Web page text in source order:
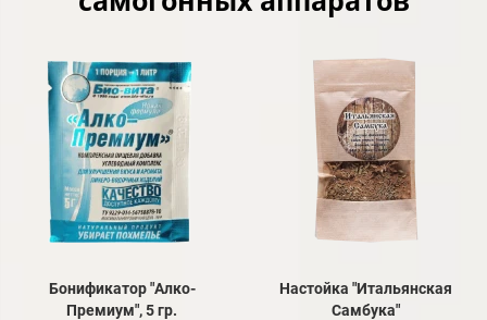
Бонификатор "Алко-
Премиум", 5 гр.
Настойка "Итальянская
Самбука"